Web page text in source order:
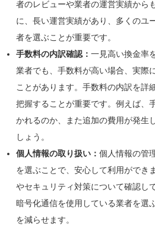
者のレビューや業者の運営実績から
に、長い運営実績があり、多くのユ
者を選ぶことが重要です。
手数料の内訳確認：一見高い換金率
業者でも、手数料が高い場合、実際
ことがあります。手数料の内訳を詳
把握することが重要です。例えば、
かれるのか、また追加の費用が発生
しょう。
個人情報の取り扱い：個人情報の管
を選ぶことで、安心して利用ができ
やセキュリティ対策について確認し
暗号化通信を使用している業者を選
を減らせます。